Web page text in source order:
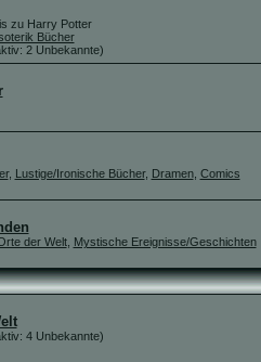
zu Harry Potter
Bücher
2 Unbekannte)
, Lustige/Ironische Bücher, Dramen, Comics
der Welt, Mystische Ereignisse/Geschichten
4 Unbekannte)